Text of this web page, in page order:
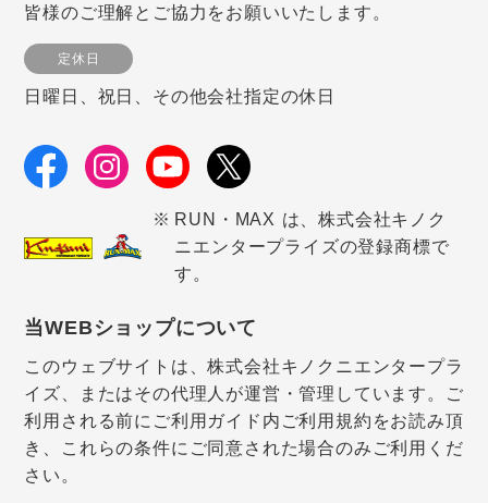
皆様のご理解とご協力をお願いいたします。
定休日
日曜日、祝日、その他会社指定の休日
RUN・MAX は、株式会社キノク
ニエンタープライズの登録商標で
す。
当WEBショップについて
このウェブサイトは、株式会社キノクニエンタープラ
イズ、またはその代理人が運営・管理しています。ご
利用される前にご利用ガイド内ご利用規約をお読み頂
き、これらの条件にご同意された場合のみご利用くだ
さい。